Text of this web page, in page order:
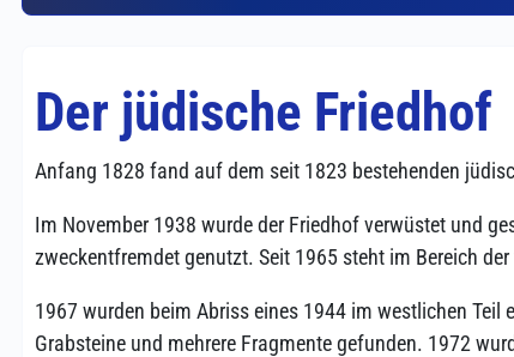
Der jüdische Friedhof
Anfang 1828 fand auf dem seit 1823 bestehenden
Im November 1938 wurde der Friedhof verwüstet und
zweckentfremdet genutzt. Seit 1965 steht im Bereich
1967 wurden beim Abriss eines 1944 im westlichen Teil
Grabsteine und mehrere Fragmente gefunden. 1972